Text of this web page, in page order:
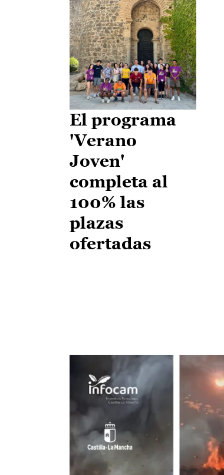
El programa
'Verano
Joven'
completa al
100% las
plazas
ofertadas